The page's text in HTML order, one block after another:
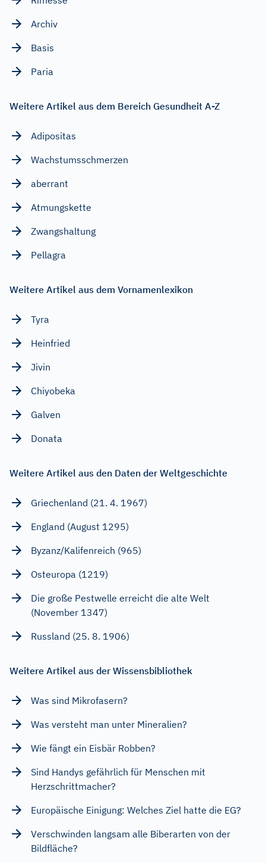
Archiv
Basis
Paria
Weitere Artikel aus dem Bereich Gesundheit A-Z
Adipositas
Wachstumsschmerzen
aberrant
Atmungskette
Zwangshaltung
Pellagra
Weitere Artikel aus dem Vornamenlexikon
Tyra
Heinfried
Jivin
Chiyobeka
Galven
Donata
Weitere Artikel aus den Daten der Weltgeschichte
Griechenland (21. 4. 1967)
England (August 1295)
Byzanz/Kalifenreich (965)
Osteuropa (1219)
Die große Pestwelle erreicht die alte Welt
(November 1347)
Russland (25. 8. 1906)
Weitere Artikel aus der Wissensbibliothek
Was sind Mikrofasern?
Was versteht man unter Mineralien?
Wie fängt ein Eisbär Robben?
Sind Handys gefährlich für Menschen mit
Herzschrittmacher?
Europäische Einigung: Welches Ziel hatte die EG?
Verschwinden langsam alle Biberarten von der
Bildfläche?